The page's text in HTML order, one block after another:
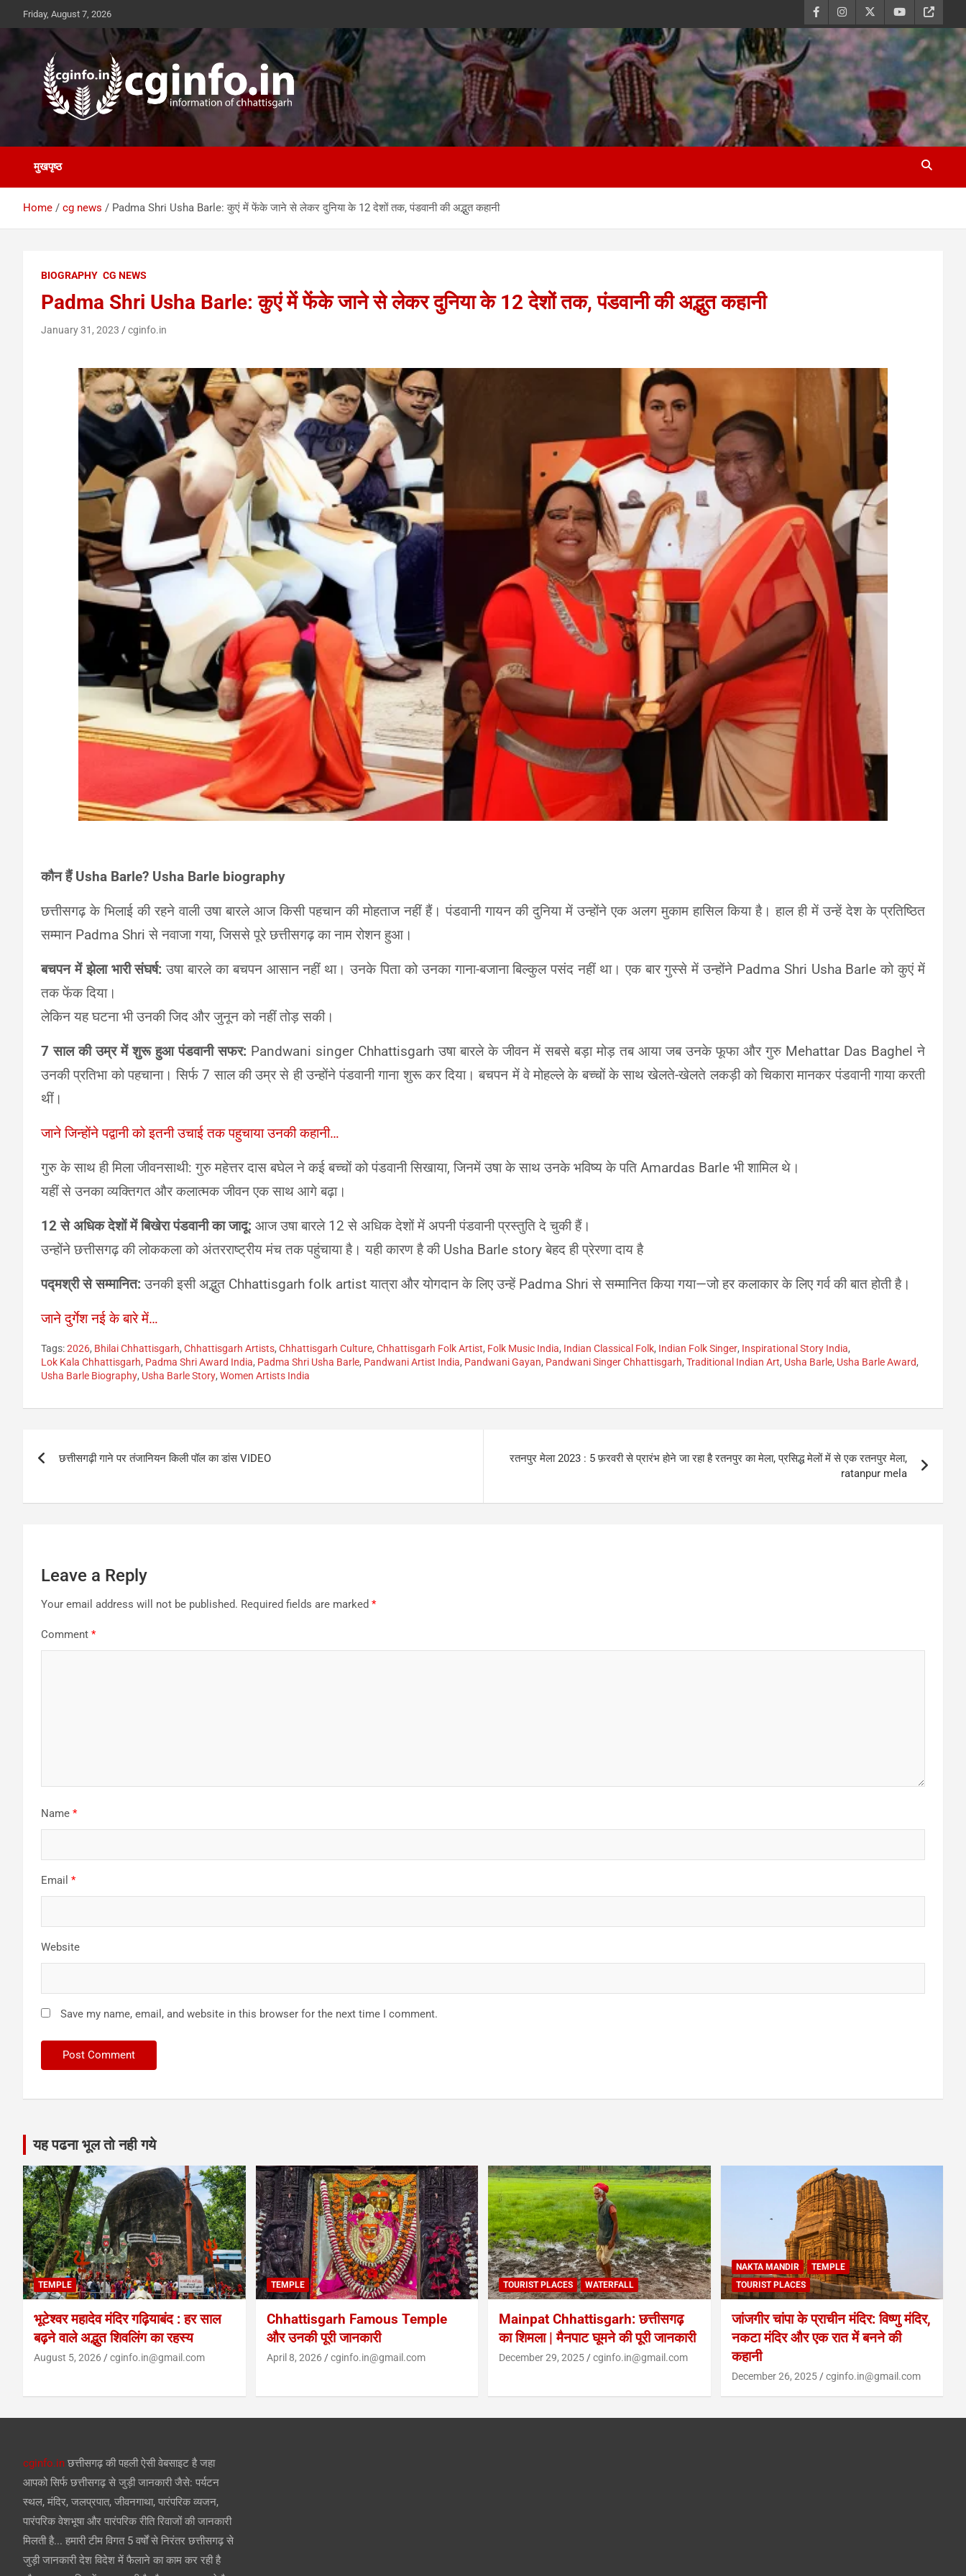
content
Friday, August 7, 2026
cginfo.in
information of Chhattisgarh
मुखपृष्ठ
Home cg news Padma Shri Usha Barle: कुएं में फेंके जाने से लेकर दुनिया के 12 देशों तक, पंडवानी की अद्भुत कहानी
BIOGRAPHY CG NEWS
Padma Shri Usha Barle: कुएं में फेंके जाने से लेकर दुनिया के 12 देशों तक, पंडवानी की अद्भुत कहानी
January 31, 2023 cginfo.in
कौन हैं Usha Barle? Usha Barle biography
छत्तीसगढ़ के भिलाई की रहने वाली उषा बारले आज किसी पहचान की मोहताज नहीं हैं। पंडवानी गायन की दुनिया में उन्होंने एक अलग मुकाम हासिल किया है। हाल ही में उन्हें देश के प्रतिष्ठित
सम्मान Padma Shri से नवाजा गया, जिससे पूरे छत्तीसगढ़ का नाम रोशन हुआ।
बचपन में झेला भारी संघर्ष: उषा बारले का बचपन आसान नहीं था। उनके पिता को उनका गाना-बजाना बिल्कुल पसंद नहीं था। एक बार गुस्से में उन्होंने Padma Shri Usha Barle को कुएं में
तक फेंक दिया।
लेकिन यह घटना भी उनकी जिद और जुनून को नहीं तोड़ सकी।
7 साल की उम्र में शुरू हुआ पंडवानी सफर: Pandwani singer Chhattisgarh उषा बारले के जीवन में सबसे बड़ा मोड़ तब आया जब उनके फूफा और गुरु Mehattar Das Baghel ने
उनकी प्रतिभा को पहचाना।सिर्फ 7 साल की उम्र से ही उन्होंने पंडवानी गाना शुरू कर दिया।बचपन में वे मोहल्ले के बच्चों के साथ खेलते-खेलते लकड़ी को चिकारा मानकर पंडवानी गाया करती
थीं।
जाने जिन्होंने पद्वानी को इतनी उचाई तक पहुचाया उनकी कहानी…
गुरु के साथ ही मिला जीवनसाथी: गुरु महेत्तर दास बघेल ने कई बच्चों को पंडवानी सिखाया, जिनमें उषा के साथ उनके भविष्य के पति Amardas Barle भी शामिल थे।
यहीं से उनका व्यक्तिगत और कलात्मक जीवन एक साथ आगे बढ़ा।
12 से अधिक देशों में बिखेरा पंडवानी का जादू: आज उषा बारले 12 से अधिक देशों में अपनी पंडवानी प्रस्तुति दे चुकी हैं।
उन्होंने छत्तीसगढ़ की लोककला को अंतरराष्ट्रीय मंच तक पहुंचाया है। यही कारण है की Usha Barle story बेहद ही प्रेरणा दाय है
पद्मश्री से सम्मानित: उनकी इसी अद्भुत Chhattisgarh folk artist यात्रा और योगदान के लिए उन्हें Padma Shri से सम्मानित किया गया—जो हर कलाकार के लिए गर्व की बात होती है।
जाने दुर्गेश नई के बारे में…
Tags:2026, Bhilai Chhattisgarh, Chhattisgarh Artists, Chhattisgarh Culture, Chhattisgarh Folk Artist, Folk Music India, Indian Classical Folk, Indian Folk Singer, Inspirational Story India,
Lok Kala Chhattisgarh, Padma Shri Award India, Padma Shri Usha Barle, Pandwani Artist India, Pandwani Gayan, Pandwani Singer Chhattisgarh, Traditional Indian Art, Usha Barle, Usha Barle Award,
Usha Barle Biography, Usha Barle Story, Women Artists India
छत्तीसगढ़ी गाने पर तंजानियन किली पॉल का डांस VIDEO
रतनपुर मेला 2023 : 5 फ़रवरी से प्रारंभ होने जा रहा है रतनपुर का मेला, प्रसिद्ध मेलों में से एक रतनपुर मेला,
ratanpur mela
Leave a Reply
Your email address will not be published. Required fields are marked *
Comment *
Name *
Email *
Website
Save my name, email, and website in this browser for the next time I comment.
यह पढना भूल तो नही गये
TEMPLE
भूटेश्वर महादेव मंदिर गढ़ियाबंद : हर साल
बढ़ने वाले अद्भुत शिवलिंग का रहस्य
August 5, 2026 cginfo.in@gmail.com
TEMPLE
Chhattisgarh Famous Temple
और उनकी पूरी जानकारी
April 8, 2026 cginfo.in@gmail.com
TOURIST PLACES WATERFALL
Mainpat Chhattisgarh: छत्तीसगढ़
का शिमला | मैनपाट घूमने की पूरी जानकारी
December 29, 2025 cginfo.in@gmail.com
NAKTA MANDIR
TEMPLE
TOURIST PLACES
जांजगीर चांपा के प्राचीन मंदिर: विष्णु मंदिर,
नकटा मंदिर और एक रात में बनने की
कहानी
December 26, 2025 cginfo.in@gmail.com
cginfo.in छत्तीसगढ़ की पहली ऐसी वेबसाइट है जहा
आपको सिर्फ छत्तीसगढ़ से जुड़ी जानकारी जैसे: पर्यटन
स्थल, मंदिर, जलप्रपात, जीवनगाथा, पारंपरिक व्यजन,
पारंपरिक वेशभूषा और पारंपरिक रीति रिवाजों की जानकारी
मिलती है... हमारी टीम विगत 5 वर्षों से निरंतर छत्तीसगढ़ से
जुड़ी जानकारी देश विदेश में फैलाने का काम कर रही है